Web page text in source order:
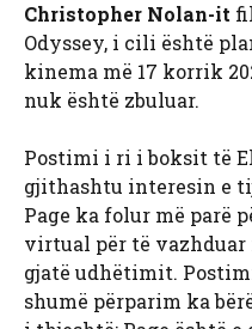
Christopher Nolan-it
Odyssey, i cili është
kinema më 17 korrik
nuk është zbuluar.
Postimi i ri i boksit të
gjithashtu interesin e
Page ka folur më parë
virtual për të
gjatë udhëtimit.
shumë përparim ka